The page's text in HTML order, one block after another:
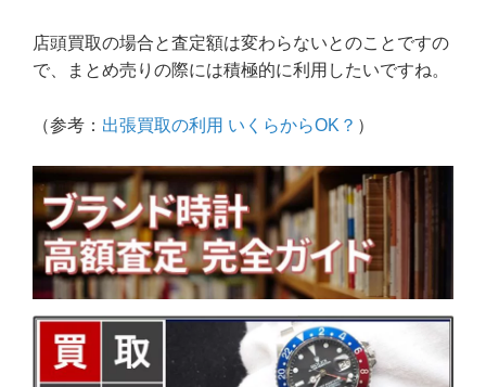
店頭買取の場合と査定額は変わらないとのことですの
で、まとめ売りの際には積極的に利用したいですね。
（参考： 出張買取の利用 いくらからOK？ ）